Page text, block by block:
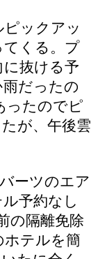
ックアッ
てくる。プ
抜ける予
だったの
ったのでピ
が、午後雲
ーツのエア
予約なし
の隔離免除
テルを簡